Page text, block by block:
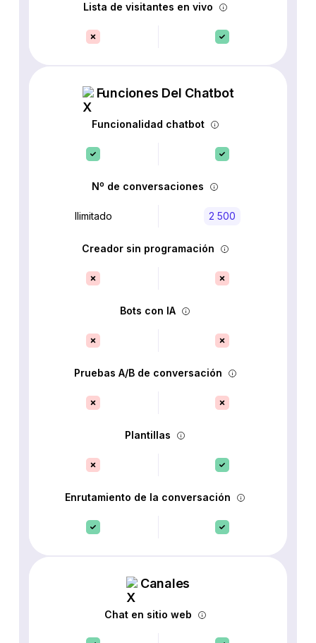
Lista de visitantes en vivo
Funciones Del Chatbot
Funcionalidad chatbot
Nº de conversaciones
Ilimitado 2 500
Creador sin programación
Bots con IA
Pruebas A/B de conversación
Plantillas
Enrutamiento de la conversación
Canales
Chat en sitio web